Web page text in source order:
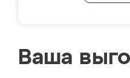
Ваша